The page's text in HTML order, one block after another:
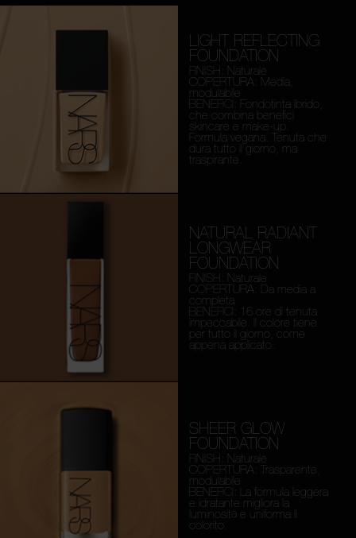
LIGHT REFLECTING
FOUNDATION
FINISH: Naturale
COPERTURA: Media,
modulabile
BENEFICI: Fondotinta ibrido,
che combina benefici
skincare e make-up.
Formula vegana. Tenuta che
dura tutto il giorno, ma
traspirante.
NATURAL RADIANT
LONGWEAR
FOUNDATION
FINISH: Naturale
COPERTURA: Da media a
completa
BENEFICI: 16 ore di tenuta
impeccabile. Il colore tiene
per tutto il giorno, come
appena applicato.
SHEER GLOW
FOUNDATION
FINISH: Naturale
COPERTURA: Trasparente,
modulabile
BENEFICI: La formula leggera
e idratante migliora la
luminosità e uniforma il
colorito.